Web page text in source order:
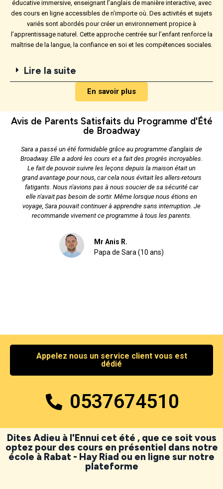
éducative immersive, enseignant l’anglais de manière interactive, avec
des cours en ligne accessibles de n’importe où. Des activités et sujets
variés sont abordés pour créer un environnement propice à
l’apprentissage naturel. Cette approche centrée sur l’enfant renforce la
maîtrise de la langue, la confiance en soi et les compétences sociales.
Lire la suite
En savoir plus
Avis de Parents Satisfaits du Programme d'Été
de Broadway
Sara a passé un été formidable grâce au programme d'anglais de
Broadway. Elle a adoré les cours et a fait des progrès incroyables.
Le fait de pouvoir suivre les leçons depuis la maison était un
grand avantage pour nous, car cela nous évitait les allers-retours
fatigants. Nous n'avions pas à nous soucier de sa sécurité car
elle n'avait pas besoin de sortir. Même lorsque nous étions en
voyage, Sara pouvait continuer à apprendre sans interruption. Je
recommande vivement ce programme à tous les parents.
Mr Anis R.
Papa de Sara (10 ans)
Appelez nous un service client vous est
dédié
0537674510
Dites Adieu à l'Ennui cet été , que ce soit vous
optez pour des cours en présentiel dans notre
école à Rabat - Hay Riad ou en ligne sur notre
plateforme